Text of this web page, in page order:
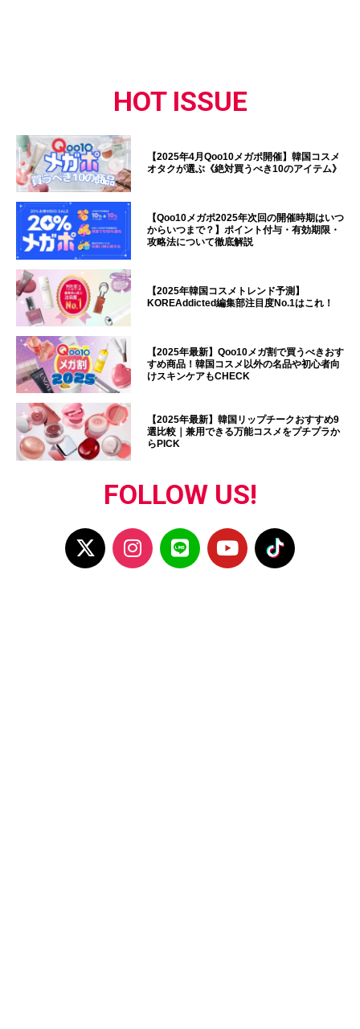
HOT ISSUE
【2025年4月Qoo10メガポ開催】韓国コスメ
オタクが選ぶ《絶対買うべき10のアイテム》
【Qoo10メガポ2025年次回の開催時期はいつ
からいつまで？】ポイント付与・有効期限・
攻略法について徹底解説
【2025年韓国コスメトレンド予測】
KOREAddicted編集部注目度No.1はこれ！
【2025年最新】Qoo10メガ割で買うべきおす
すめ商品！韓国コスメ以外の名品や初心者向
けスキンケアもCHECK
【2025年最新】韓国リップチークおすすめ9
選比較｜兼用できる万能コスメをプチプラか
らPICK
FOLLOW US!